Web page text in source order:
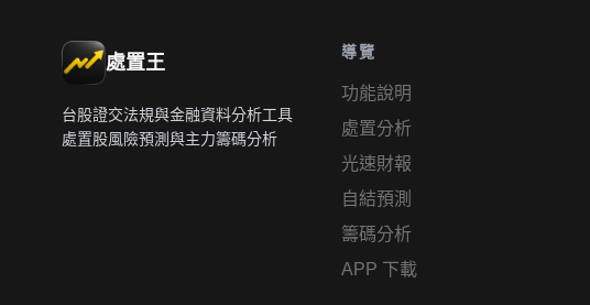
處置王
台股證交法規與金融資料分析工具
處置股風險預測與主力籌碼分析
導覽
功能說明
處置分析
光速財報
自結預測
籌碼分析
APP 下載